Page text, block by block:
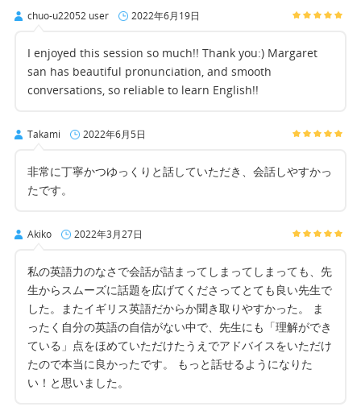
chuo-u22052 user 2022年6月19日
I enjoyed this session so much!! Thank you:) Margaret
san has beautiful pronunciation, and smooth
conversations, so reliable to learn English!!
Takami 2022年6月5日
非常に丁寧かつゆっくりと話していただき、会話しやすかっ
たです。
Akiko 2022年3月27日
私の英語力のなさで会話が詰まってしまってしまっても、先
生からスムーズに話題を広げてくださってとても良い先生で
した。またイギリス英語だからか聞き取りやすかった。 ま
ったく自分の英語の自信がない中で、先生にも「理解ができ
ている」点をほめていただけたうえでアドバイスをいただけ
たので本当に良かったです。 もっと話せるようになりた
い！と思いました。